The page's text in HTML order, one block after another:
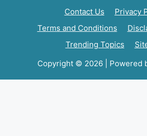
Contact Us
Privacy
Terms and Conditions
Trending Topics
Copyright © 2026 | Powered